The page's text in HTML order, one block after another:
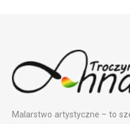
Malarstwo artystyczne – to